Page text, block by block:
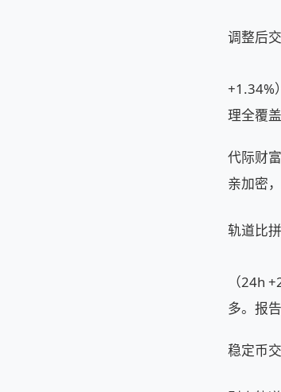
调整后
+1.34%
理全覆
代际财
亲加密
轨道比
（24h
多。报
稳定币